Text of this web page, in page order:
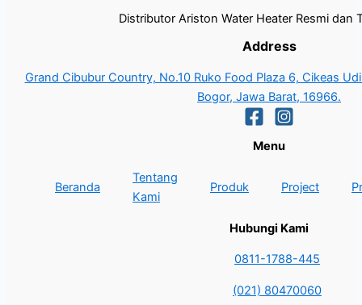
Distributor Ariston Water Heater Resmi dan
Address
Grand Cibubur Country, No.10 Ruko Food Plaza 6, Cikeas
Bogor, Jawa Barat, 16966.
Menu
Beranda
Tentang
Kami
Produk Project
Hubungi Kami
0811-1788-445
(021) 80470060